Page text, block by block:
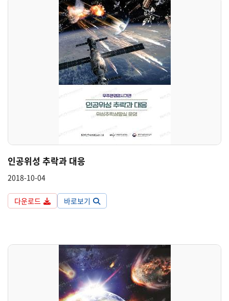
인공위성 추락과 대응
2018-10-04
다운로드 바로보기